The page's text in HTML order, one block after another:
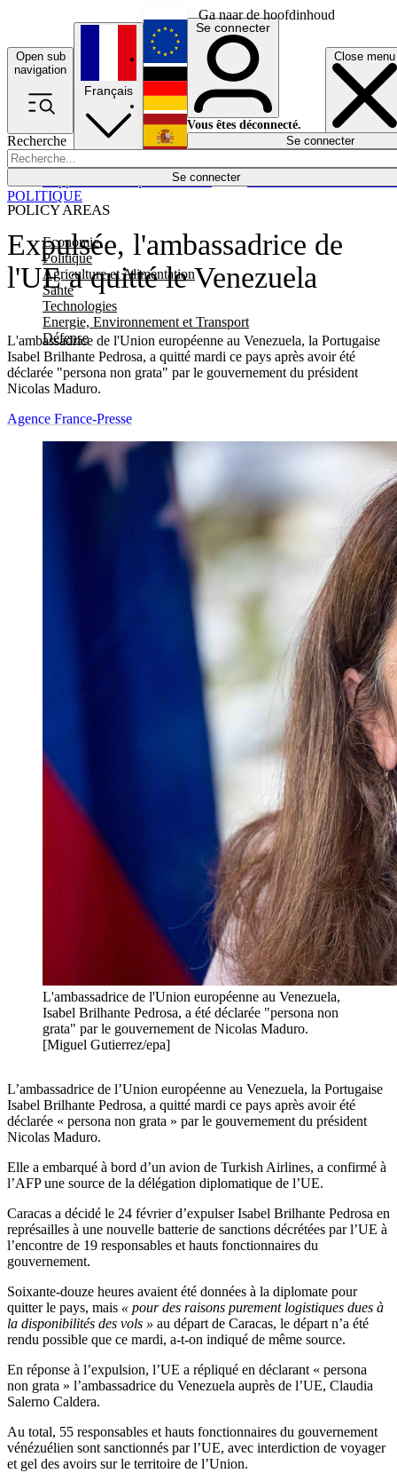
Ga naar de hoofdinhoud
Open sub
navigation
Close menu
Recherche
Se connecter
POLICY AREAS
Economie
Politique
Agriculture et Alimentation
Santé
Technologies
Energie, Environnement et Transport
Défense
Économie
Français
English
Deutsch
Español
Se connecter
Vous êtes déconnecté.
Se connecter
Expulsée, l'ambassadrice de
l'UE a quitté le Venezuela
L'ambassadrice de l'Union européenne au Venezuela, la Portugaise
Isabel Brilhante Pedrosa, a quitté mardi ce pays après avoir été
déclarée "persona non grata" par le gouvernement du président
Nicolas Maduro.
POLITIQUE
Agence France-Presse
L'ambassadrice de l'Union européenne au Venezuela,
Isabel Brilhante Pedrosa, a été déclarée "persona non
grata" par le gouvernement de Nicolas Maduro.
[Miguel Gutierrez/epa]
L’ambassadrice de l’Union européenne au Venezuela, la Portugaise
Isabel Brilhante Pedrosa, a quitté mardi ce pays après avoir été
déclarée « persona non grata » par le gouvernement du président
Nicolas Maduro.
Elle a embarqué à bord d’un avion de Turkish Airlines, a confirmé à
l’AFP une source de la délégation diplomatique de l’UE.
Caracas a décidé le 24 février d’expulser Isabel Brilhante Pedrosa en
représailles à une nouvelle batterie de sanctions décrétées par l’UE à
l’encontre de 19 responsables et hauts fonctionnaires du
gouvernement.
Soixante-douze heures avaient été données à la diplomate pour
quitter le pays, mais « pour des raisons purement logistiques dues à
la disponibilités des vols » au départ de Caracas, le départ n’a été
rendu possible que ce mardi, a-t-on indiqué de même source.
En réponse à l’expulsion, l’UE a répliqué en déclarant « persona
non grata » l’ambassadrice du Venezuela auprès de l’UE, Claudia
Salerno Caldera.
Au total, 55 responsables et hauts fonctionnaires du gouvernement
vénézuélien sont sanctionnés par l’UE, avec interdiction de voyager
et gel des avoirs sur le territoire de l’Union.